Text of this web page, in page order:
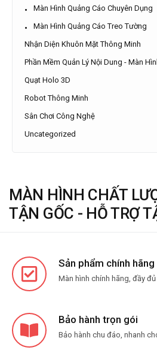
Màn Hình Quảng Cáo Chuyên Dụng
Màn Hình Quảng Cáo Treo Tường
Nhận Diện Khuôn Mặt Thông Minh
Phần Mềm Quản Lý Nội Dung - Màn
Quạt Holo 3D
Robot Thông Minh
Sân Chơi Công Nghệ
Uncategorized
MÀN HÌNH CHẤT
TẬN GỐC - HỖ TRỢ
Sản phẩm chính hãng
Màn hình chính hãng, đầy đủ
Bảo hành trọn gói
Bảo hành chu đáo, nhanh